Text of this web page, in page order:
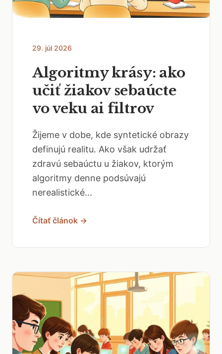
29. júl 2026
Algoritmy krásy: ako
učiť žiakov sebaúcte
vo veku ai filtrov
Žijeme v dobe, kde syntetické obrazy
definujú realitu. Ako však udržať
zdravú sebaúctu u žiakov, ktorým
algoritmy denne podsúvajú
nerealistické...
Čítať článok →